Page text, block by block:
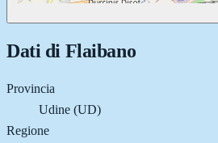
Dati di Flaibano
Provincia
Udine (UD)
Regione